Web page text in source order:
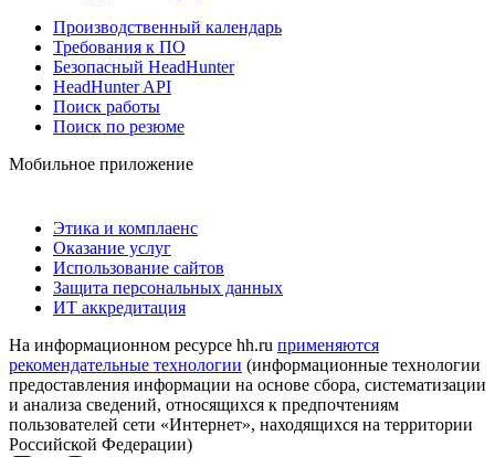
Производственный календарь
Требования к ПО
Безопасный HeadHunter
HeadHunter API
Поиск работы
Поиск по резюме
Мобильное приложение
Этика и комплаенс
Оказание услуг
Использование сайтов
Защита персональных данных
ИТ аккредитация
На информационном ресурсе hh.ru применяются
рекомендательные технологии (информационные технологии
предоставления информации на основе сбора, систематизации
и анализа сведений, относящихся к предпочтениям
пользователей сети «Интернет», находящихся на территории
Российской Федерации)